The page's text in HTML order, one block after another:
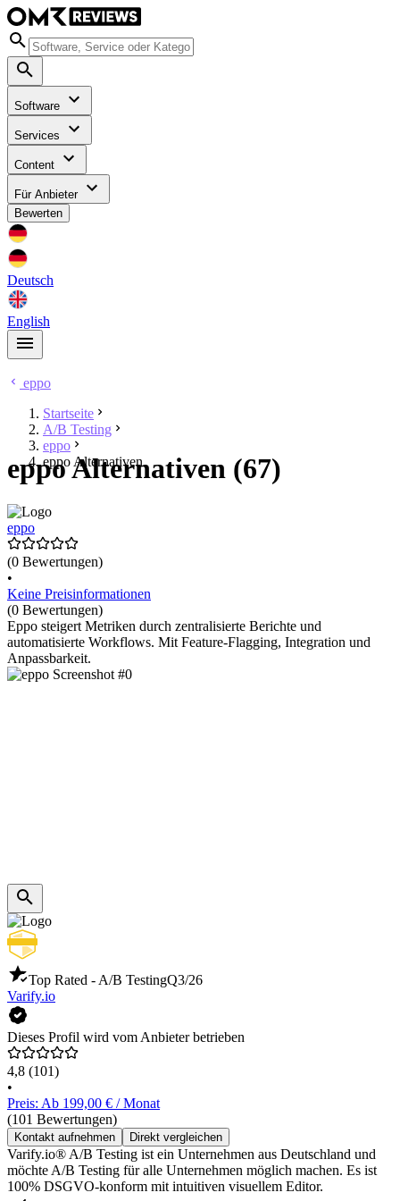
Software
Services
Content
Für Anbieter
Bewerten
Deutsch
English
eppo
Startseite
A/B Testing
eppo
eppo Alternativen
eppo Alternativen (67)
eppo
(0 Bewertungen)
•
Keine Preisinformationen
(0 Bewertungen)
Eppo steigert Metriken durch zentralisierte Berichte und
automatisierte Workflows. Mit Feature-Flagging, Integration und
Anpassbarkeit.
Top Rated - A/B TestingQ3/26
Varify.io
Dieses Profil wird vom Anbieter betrieben
4,8 (101)
•
Preis: Ab 199,00 € / Monat
(101 Bewertungen)
Kontakt aufnehmen Direkt vergleichen
Varify.io® A/B Testing ist ein Unternehmen aus Deutschland und
möchte A/B Testing für alle Unternehmen möglich machen. Es ist
100% DSGVO-konform mit intuitiven visuellem Editor.